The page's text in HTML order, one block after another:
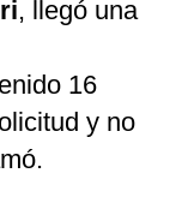
, llegó una
16
y no